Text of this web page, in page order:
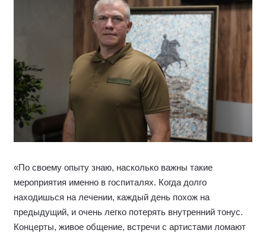
«По своему опыту знаю, насколько важны такие
мероприятия именно в госпиталях. Когда долго
находишься на лечении, каждый день похож на
предыдущий, и очень легко потерять внутренний тонус.
Концерты, живое общение, встречи с артистами ломают